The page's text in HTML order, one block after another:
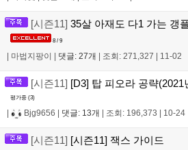
[시즌11] 35살 아재도 다1 가는 갱
8 / 9
마법지팡이 댓글: 27개 조회: 271,327 11-02
[시즌11] [D3] 탑 피오라 공략(2021
평가중 (3)
Bjg9656 댓글: 13개 조회: 196,373 10-24
[시즌11] [시즌11] 잭스 가이드